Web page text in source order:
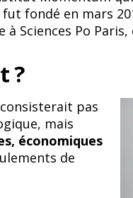
fondé en mars
Sciences Po Paris,
?
pas
mais
économiques
de